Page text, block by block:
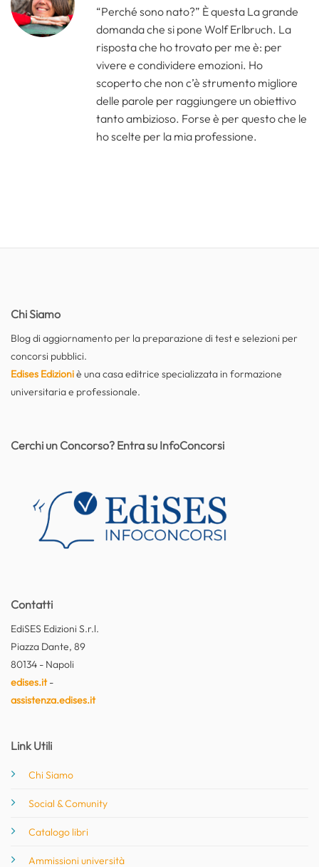
“Perché sono nato?” È questa La grande
domanda che si pone Wolf Erlbruch. La
risposta che ho trovato per me è: per
vivere e condividere emozioni. Ho
scoperto che non c’è strumento migliore
delle parole per raggiungere un obiettivo
tanto ambizioso. Forse è per questo che le
ho scelte per la mia professione.
Chi Siamo
Blog di aggiornamento per la preparazione di test e selezioni per
concorsi pubblici.
Edises Edizioniè una casa editrice specializzata in formazione
universitaria e professionale.
Contatti
EdiSES Edizioni S.r.l.
Piazza Dante, 89
80134 - Napoli
edises.it-
assistenza.edises.it
Link Utili
Chi Siamo
Social & Comunity
Catalogo libri
Ammissioni università
Cerchi un Concorso? Entra su InfoConcorsi